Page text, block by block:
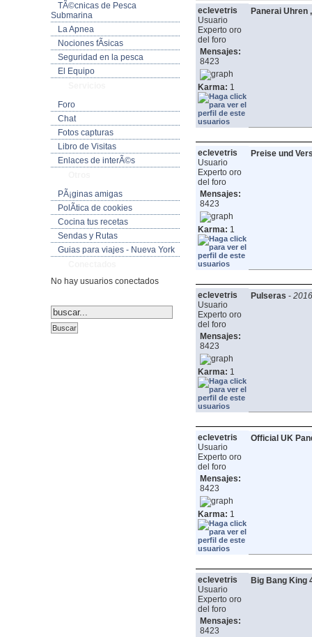
TÃ©cnicas de Pesca
Submarina
La Apnea
Nociones fÃ­sicas
Seguridad en la pesca
El Equipo
Foro
Chat
Fotos capturas
Libro de Visitas
Enlaces de interÃ©s
PÃ¡ginas amigas
PolÃ­tica de cookies
Cocina tus recetas
Sendas y Rutas
Guias para viajes - Nueva York
No hay usuarios conectados
eclevetris
Usuario
Experto oro
del foro
Mensajes:
8423
Karma: 1
Panerai Uhren
eclevetris
Usuario
Experto oro
del foro
Mensajes:
8423
Karma: 1
Preise und
eclevetris
Usuario
Experto oro
del foro
Mensajes:
8423
Karma: 1
Pulseras -
eclevetris
Usuario
Experto oro
del foro
Mensajes:
8423
Karma: 1
Official UK
eclevetris
Usuario
Experto oro
del foro
Mensajes:
8423
Big Bang King